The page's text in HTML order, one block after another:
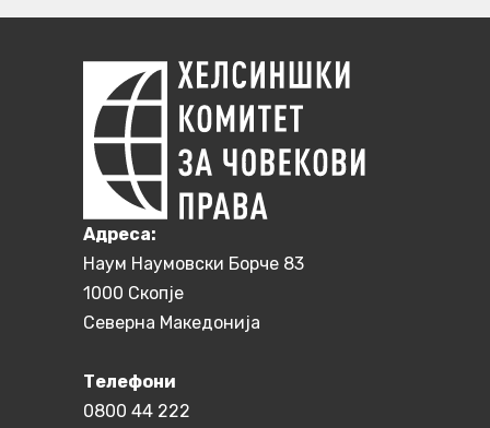
Aдреса:
Наум Наумовски Борче 83
1000 Скопје
Северна Македонија
Телефони
0800 44 222